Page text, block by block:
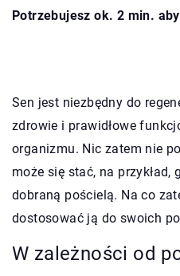
Potrzebujesz ok. 2 min.
Sen jest niezbędny do
zdrowie i prawidłowe
organizmu. Nic zatem nie
może się stać, na przykład,
dobraną pościelą. Na co
dostosować ją do swoich
W zależności od